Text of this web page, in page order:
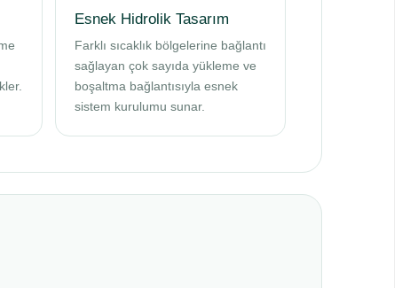
Esnek Hidrolik Tasarım
Farklı sıcaklık bölgelerine bağlantı
sağlayan çok sayıda yükleme ve
boşaltma bağlantısıyla esnek
sistem kurulumu sunar.